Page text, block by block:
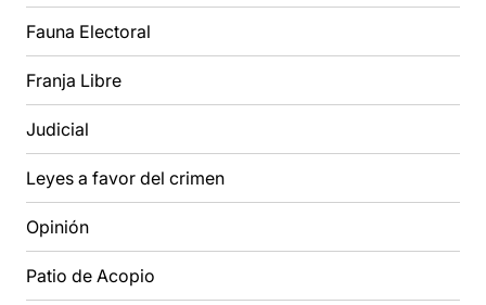
Fauna Electoral
Franja Libre
Judicial
Leyes a favor del crimen
Opinión
Patio de Acopio